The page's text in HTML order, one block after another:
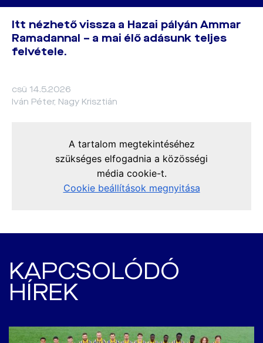
Itt nézhető vissza a Hazai pályán Ammar
Ramadannal – a mai élő adásunk teljes
felvétele.
csü 14.5.2026
Iván Péter, Nagy Krisztián
KAPCSOLÓDÓ
HÍREK